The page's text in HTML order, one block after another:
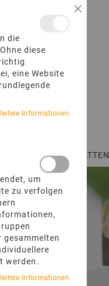
TERRASSENPLATTEN
die
diese
eine Website
Informationen
um
zu verfolgen
gesammelten
werden.
Informationen